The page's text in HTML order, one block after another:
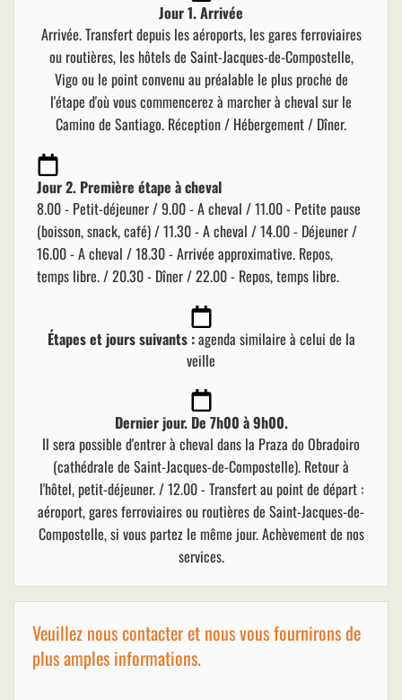
Jour 1. Arrivée
Arrivée. Transfert depuis les aéroports, les gares ferroviaires
ou routières, les hôtels de Saint-Jacques-de-Compostelle,
Vigo ou le point convenu au préalable le plus proche de
l'étape d'où vous commencerez à marcher à cheval sur le
Camino de Santiago. Réception / Hébergement / Dîner.
Jour 2. Première étape à cheval
8.00 - Petit-déjeuner / 9.00 - A cheval / 11.00 - Petite pause
(boisson, snack, café) / 11.30 - A cheval / 14.00 - Déjeuner /
16.00 - A cheval / 18.30 - Arrivée approximative. Repos,
temps libre. / 20.30 - Dîner / 22.00 - Repos, temps libre.
Étapes et jours suivants :agenda similaire à celui de la
veille
Dernier jour. De 7h00 à 9h00.
Il sera possible d'entrer à cheval dans la Praza do Obradoiro
(cathédrale de Saint-Jacques-de-Compostelle). Retour à
l'hôtel, petit-déjeuner. / 12.00 - Transfert au point de départ :
aéroport, gares ferroviaires ou routières de Saint-Jacques-de-
Compostelle, si vous partez le même jour. Achèvement de nos
services.
Veuillez nous contacter et nous vous fournirons de
plus amples informations.